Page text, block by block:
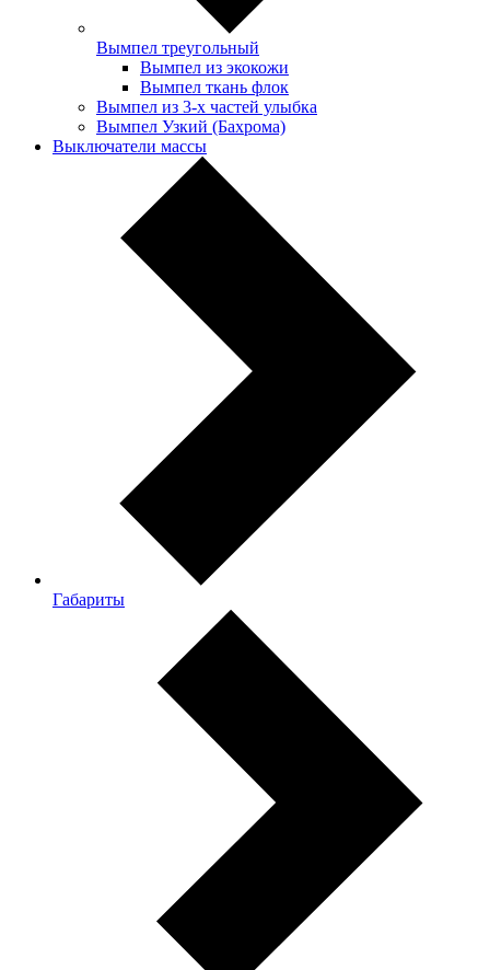
Вымпел треугольный
Вымпел из экокожи
Вымпел ткань флок
Вымпел из 3-х частей улыбка
Вымпел Узкий (Бахрома)
Выключатели массы
Габариты